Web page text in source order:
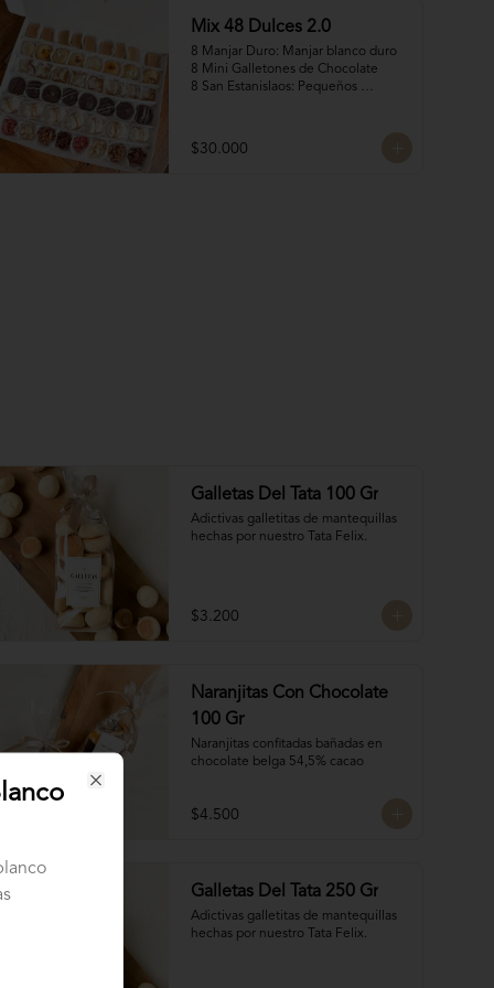
Mix 48 Dulces 2.0
8 Manjar Duro: Manjar blanco duro
8 Mini Galletones de Chocolate
8 San Estanislaos: Pequeños
8 volcanes ckachi: Rellenos con
manjar Nutella y manjar blanco
$30.000
Galletas Del Tata 100 Gr
Adictivas galletitas de mantequillas
hechas por nuestro Tata Felix.
$3.200
Naranjitas Con Chocolate
100 Gr
Naranjitas confitadas bañadas en
chocolate belga 54,5% cacao
$4.500
Galletas Del Tata 250 Gr
Adictivas galletitas de mantequillas
hechas por nuestro Tata Felix.